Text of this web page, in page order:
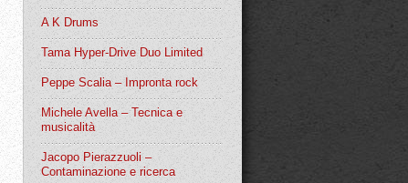
A K Drums
Tama Hyper-Drive Duo Limited
Peppe Scalia – Impronta rock
Michele Avella – Tecnica e
musicalità
Jacopo Pierazzuoli –
Contaminazione e ricerca